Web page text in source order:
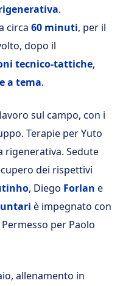
.
circa 60 minuti, per il
dopo il
tecnico-tattiche,
a tema.
sul campo, con i
Terapie per Yuto
rigenerativa. Sedute
dei rispettivi
, Diego Forlan e
è impegnato con
Permesso per Paolo
allenamento in